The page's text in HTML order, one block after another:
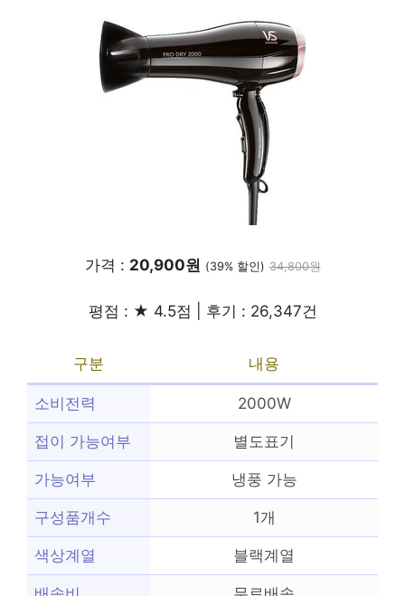
가격 : 20,900원 (39% 할인) 34,800원
평점 : ★ 4.5점 | 후기 : 26,347건
구분 내용
소비전력 2000W
접이 가능여부 별도표기
가능여부 냉풍 가능
구성품개수 1개
색상계열 블랙계열